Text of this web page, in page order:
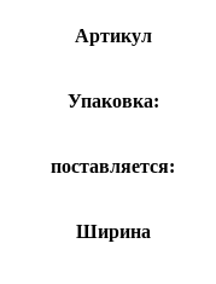
Артикул
Упаковка:
поставляется:
Ширина